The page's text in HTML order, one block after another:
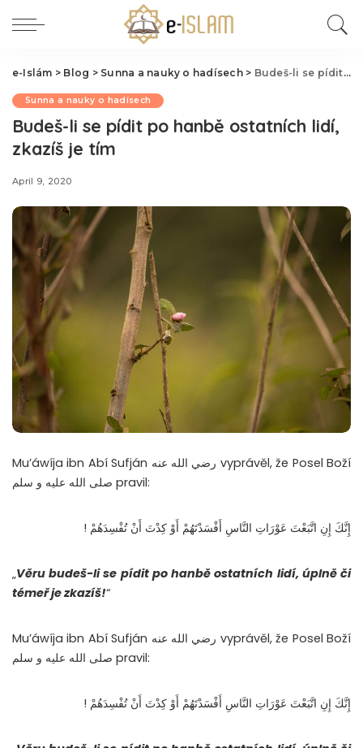
e-Islám > Blog > Sunna a nauky o hadísech> Budeš-li se pídit po hanbě ostatních lidí, zkazíš je tím
Sunna a nauky o hadísech
Budeš-li se pídit po hanbě ostatních lidí,
zkazíš je tím
April 9, 2020
Mu’áwíja ibn Abí Sufján رضي الله عنه vyprávěl, že Posel Boží
صلى الله عليه و سلم pravil:
إِنَّكَ إِنِ اتَّبَعْتَ عَوْرَاتِ النَّاسِ أَفْسَدْتَهُمْ أَوْ كِدْتَ أَنْ تُفْسِدَهُمْ ‏!
„Věru budeš-li se pídit po hanbě ostatních lidí, úplně či
témeř je zkazíš!“
Mu’áwíja ibn Abí Sufján رضي الله عنه vyprávěl, že Posel Boží
صلى الله عليه و سلم pravil:
إِنَّكَ إِنِ اتَّبَعْتَ عَوْرَاتِ النَّاسِ أَفْسَدْتَهُمْ أَوْ كِدْتَ أَنْ تُفْسِدَهُمْ ‏!